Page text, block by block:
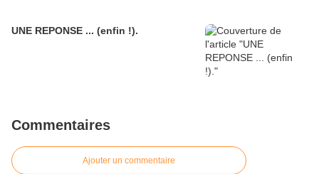
UNE REPONSE ... (enfin !).
Commentaires
Ajouter un commentaire